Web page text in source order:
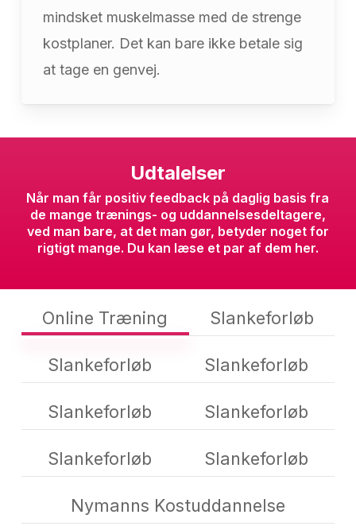
mindsket muskelmasse med de strenge
kostplaner. Det kan bare ikke betale sig
at tage en genvej.
Udtalelser
Når man får positiv feedback på daglig basis fra
de mange trænings- og uddannelsesdeltagere,
ved man bare, at det man gør, betyder noget for
rigtigt mange. Du kan læse et par af dem her.
Online Træning Slankeforløb
Slankeforløb Slankeforløb
Slankeforløb Slankeforløb
Slankeforløb Slankeforløb
Nymanns Kostuddannelse